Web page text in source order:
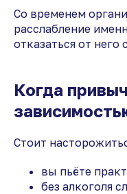
Со временем
расслабление
отказаться от него
Когда
Стоит
вы пьёте
без алкоголя